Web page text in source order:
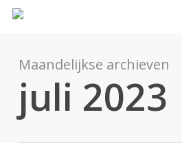
hoofdinhoud
Maandelijkse archieven
juli 2023